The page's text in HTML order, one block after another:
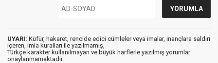
UYARI: Küfür, hakaret, rencide edici cümleler veya imalar, inançlara saldırı
içeren, imla kuralları ile yazılmamış,
Türkçe karakter kullanılmayan ve büyük harflerle yazılmış yorumlar
onaylanmamaktadır.